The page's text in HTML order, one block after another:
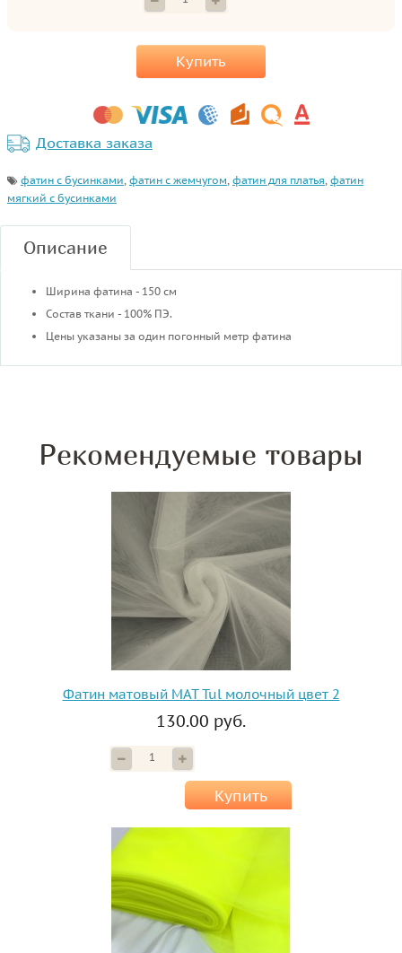
Купить
Доставка заказа
фатин с бусинками, фатин с жемчугом, фатин для платья, фатин
мягкий с бусинками
Описание
Ширина фатина - 150 см
Состав ткани - 100% ПЭ.
Цены указаны за один погонный метр фатина
Рекомендуемые товары
Фатин матовый MAT Tul молочный цвет 2
130.00 руб.
Купить